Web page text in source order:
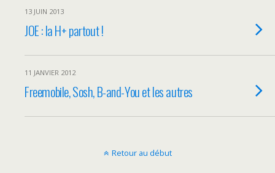
13 JUIN 2013
JOE : la H+ partout !
11 JANVIER 2012
Freemobile, Sosh, B-and-You et les autres
Retour au début